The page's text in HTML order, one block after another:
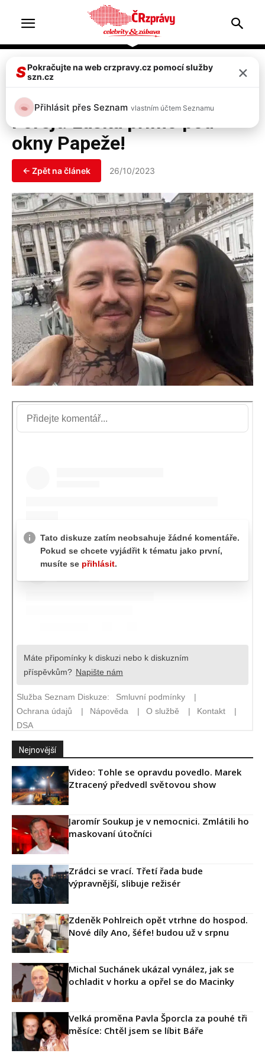
Celebrity
Eva Burešová a Přemek
Forejt: Láska přímo pod
okny Papeže!
← Zpět na článek 26/10/2023
Nejnovější
Video: Tohle se opravdu povedlo. Marek
Ztracený předvedl světovou show
Jaromír Soukup je v nemocnici. Zmlátili ho
maskovaní útočníci
Zrádci se vrací. Třetí řada bude
výpravnější, slibuje režisér
Zdeněk Pohlreich opět vtrhne do hospod.
Nové díly Ano, šéfe! budou už v srpnu
Michal Suchánek ukázal vynález, jak se
ochladit v horku a opřel se do Macinky
Velká proměna Pavla Šporcla za pouhé tři
měsíce: Chtěl jsem se líbit Báře
SPokračujte na web crzpravy.cz pomocí služby
szn.cz
×
Přihlásit přes Seznam vlastním účtem Seznamu